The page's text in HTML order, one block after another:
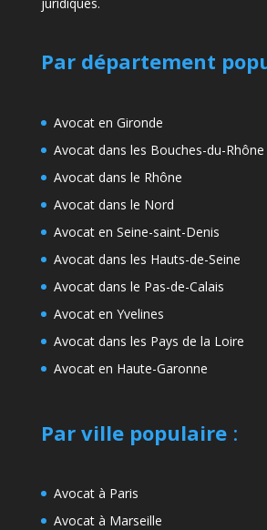
Par département
Avocat en Gironde
Avocat dans les Bouches-du-Rhône
Avocat dans le Rhône
Avocat dans le Nord
Avocat en Seine-saint-Denis
Avocat dans les Hauts-de-Seine
Avocat dans le Pas-de-Calais
Avocat en Yvelines
Avocat dans les Pays de la Loire
Avocat en Haute-Garonne
Par ville populaire:
Avocat à Paris
Avocat à Marseille